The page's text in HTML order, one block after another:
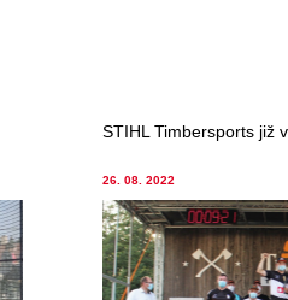
STIHL Timbersports již
26. 08. 2022